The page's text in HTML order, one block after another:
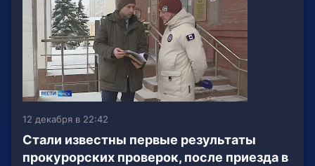
12 декабря в 22:42
Стали известны первые результаты
прокурорских проверок, после приезда в